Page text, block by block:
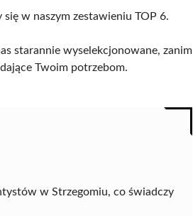
w naszym zestawieniu TOP 6.
starannie wyselekcjonowane, zanim
Twoim potrzebom.
w Strzegomiu, co świadczy